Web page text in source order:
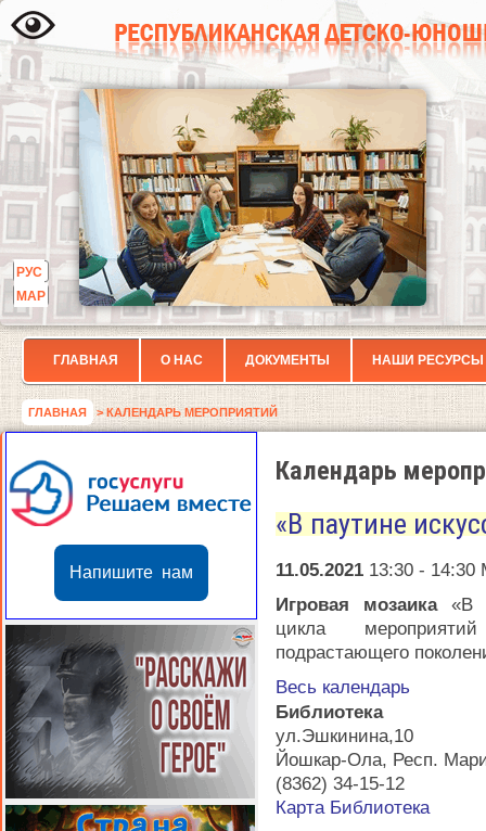
РУС
МАР
ГЛАВНАЯ О НАС ДОКУМЕНТЫ НАШИ РЕСУРСЫ
ГЛАВНАЯ > КАЛЕНДАРЬ МЕРОПРИЯТИЙ
Напишите нам
Календарь
«В паутине
11.05.2021 13:30 - 14:30
Игровая мозаика«В
цикла
подрастающего
Весь календарь
Библиотека
ул.Эшкинина,10
Йошкар-Ола, Респ.
(8362) 34-15-12
Карта Библиотека